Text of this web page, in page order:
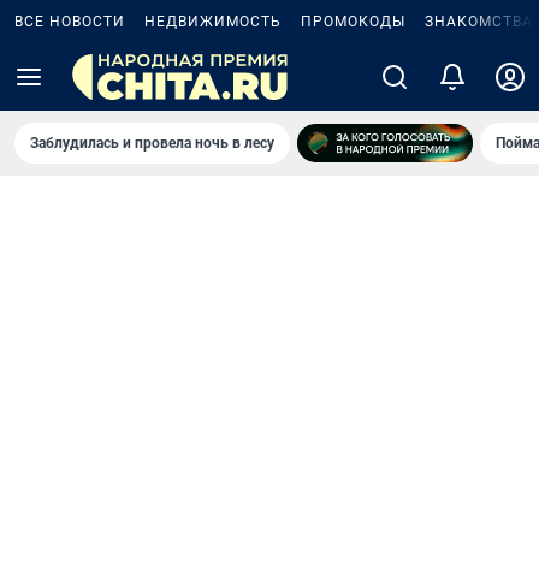
ВСЕ НОВОСТИ НЕДВИЖИМОСТЬ ПРОМОКОДЫ ЗНАКОМСТВА
Заблудилась и провела ночь в лесу